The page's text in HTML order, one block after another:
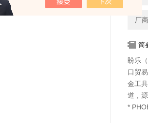
厂
简
盼乐
口贸
金工
道，源
*